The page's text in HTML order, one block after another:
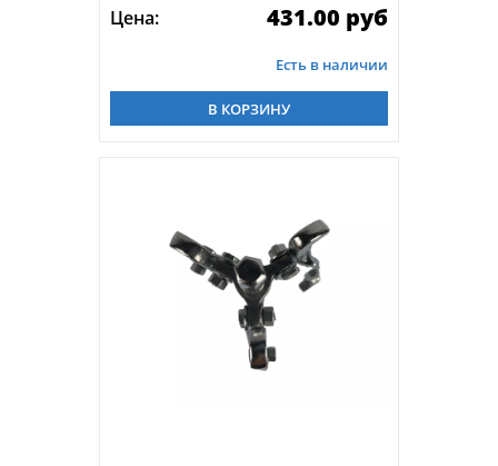
Цена:
431.00 руб
Есть в наличии
В КОРЗИНУ